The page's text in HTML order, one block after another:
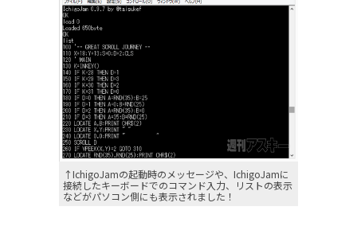
↑IchigoJamの起動時のメッセージや、IchigoJamに
接続したキーボードでのコマンド入力、リストの表示
などがパソコン側にも表示されました！